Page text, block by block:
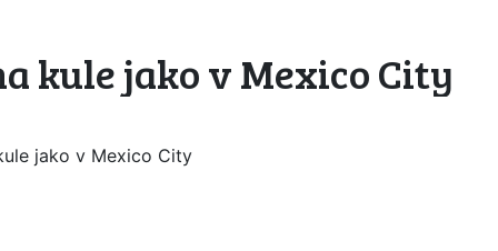
kule jako v Mexico City